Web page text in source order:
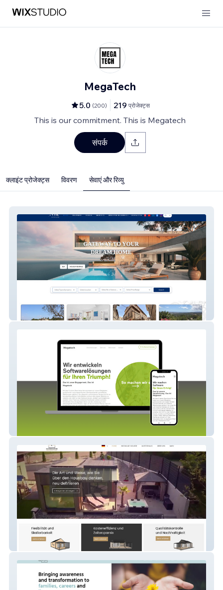
MegaTech
5.0 (200) 219 प्रोजेक्ट्स
This is our commitment. This is Megatech
संपर्क
क्लाइंट प्रोजेक्ट्स विवरण सेवाएं और रिव्यु
Chk Estate
Rafa Modulhäuser